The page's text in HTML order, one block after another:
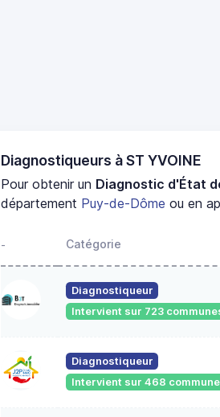
Diagnostiqueurs à ST YVOINE
Pour obtenir un Diagnostic d'État
département Puy-de-Dôme ou en
- Catégorie
Diagnostiqueur
Intervient sur 723
Diagnostiqueur
Intervient sur 468